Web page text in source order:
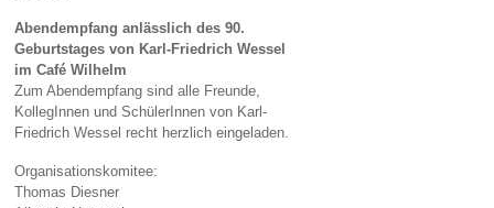
Abendempfang anlässlich des 90.
Geburtstages von Karl-Friedrich Wessel
im Café Wilhelm
Zum Abendempfang sind alle Freunde,
KollegInnen und SchülerInnen von Karl-
Friedrich Wessel recht herzlich eingeladen.
Organisationskomitee:
Thomas Diesner